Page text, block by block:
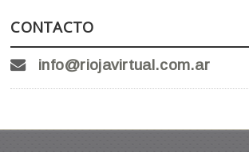
CONTACTO
info@riojavirtual.com.ar